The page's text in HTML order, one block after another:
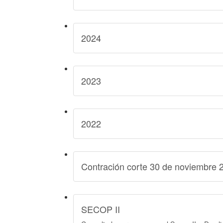
2024
2023
2022
Contración corte 30 de noviembre
SECOP II